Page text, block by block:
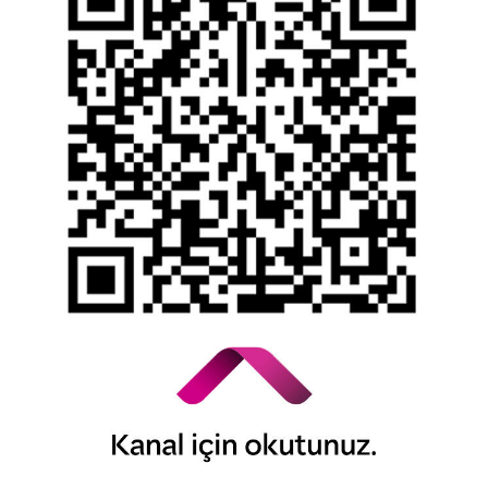
Kişisel Verilerin Korunması
YTM - Zamanaşımına Uğrayacak Emanet ve
Alacaklar
Kamuyu Aydınlatma Esaslarına İlişkin Duyuru